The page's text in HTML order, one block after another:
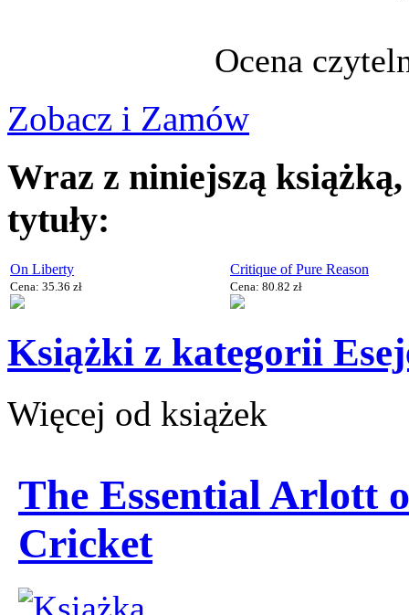
Ocena
Zobacz i Zamów
Wraz z niniejszą
tytuły:
On Liberty
Cena: 35.36 zł
Critique of Pure Reason
Cena: 80.82 zł
Książki z kategorii
Więcej od książek
The Essential Arlott
Cricket